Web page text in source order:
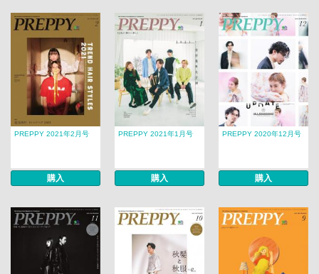
PREPPY 2021年2月号
購入
PREPPY 2021年1月号
購入
PREPPY 2020年12月号
購入